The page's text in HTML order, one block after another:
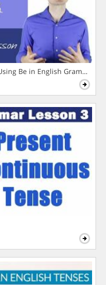
Be in English Grammar